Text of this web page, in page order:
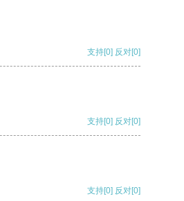
支持[0] 反对[0]
支持[0] 反对[0]
支持[0] 反对[0]